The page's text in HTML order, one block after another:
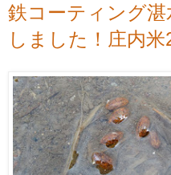
鉄コーティング
しました！庄内